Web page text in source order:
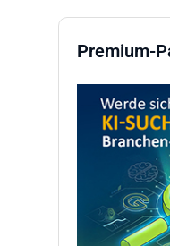
Premium-